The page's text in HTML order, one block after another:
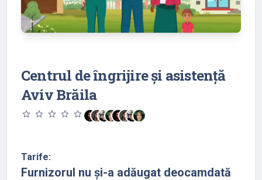
Centrul de îngrijire și asistență
Aviv Brăila
star_outline star_outline star_outline star_outline star_outline
Tarife:
Furnizorul nu și-a adăugat deocamdată